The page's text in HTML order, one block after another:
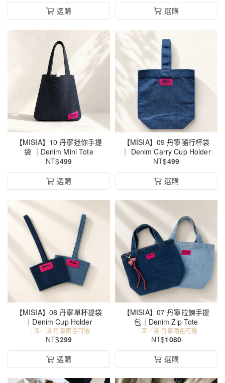
選購 選購
【MISIA】10 丹寧迷你手提
袋 ｜Denim Mini Tote
NT$499
選購
【MISIA】09 丹寧隨行杯袋
｜ Denim Carry Cup Holder
NT$499
選購
【MISIA】08 丹寧單杯提袋
｜Denim Cup Holder
｜深／淺 丹寧兩色可選
NT$299
選購
【MISIA】07 丹寧拉鍊手提
包｜Denim Zip Tote
｜深／淺 丹寧兩色可選
NT$1080
選購